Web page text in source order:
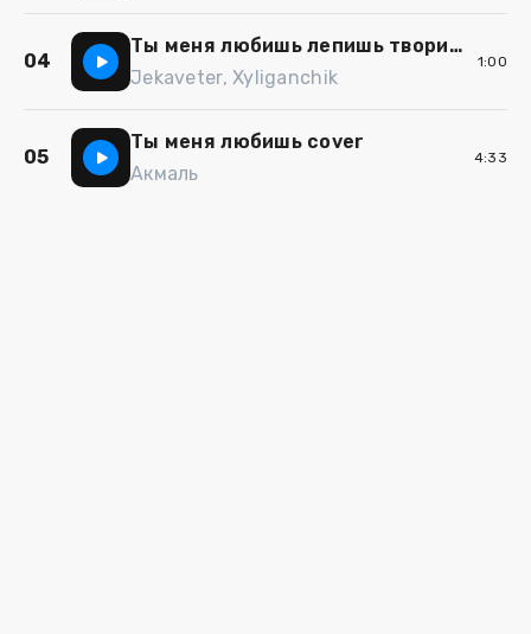
04
Ты меня любишь лепишь творишь малюешь
Jekaveter, Xyliganchik
1:00
05
Ты меня любишь cover
Акмаль
4:33